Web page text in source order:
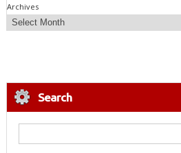
Archives
Search